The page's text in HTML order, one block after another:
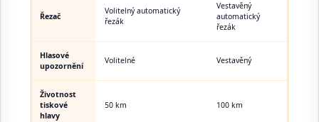
Řezač
Volitelný automatický
řezák
Vestavěný
automatický
řezák
Hlasové
upozornění
Volitelné Vestavěný
Životnost
tiskové
hlavy
50 km 100 km